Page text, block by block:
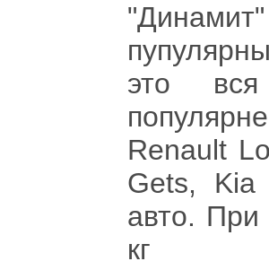
это
Renault
Gets,
авто. При
кг